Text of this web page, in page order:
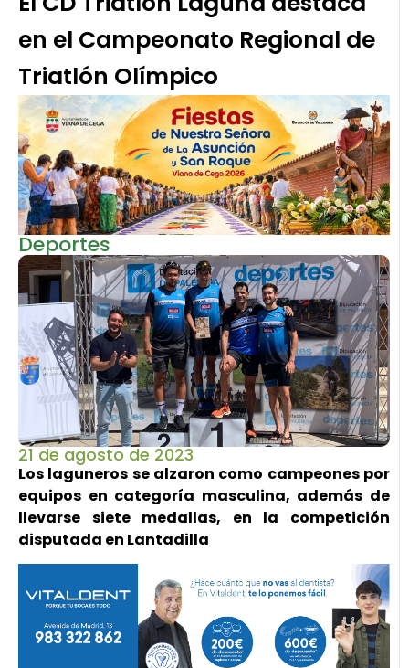
en el Campeonato Regional de
Triatlón Olímpico
Deportes
21 de agosto de 2023
Los laguneros se alzaron como campeones por
equipos en categoría masculina, además de
llevarse siete medallas, en la competición
disputada en Lantadilla